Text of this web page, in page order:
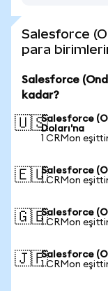
Salesforce
para
Salesforce
kadar?
🇺🇸Salesforce
Doları'na
1 CRMon
🇪🇺Salesforce
1 CRMon
🇬🇧Salesforce
1 CRMon
🇯🇵Salesforce
1 CRMon